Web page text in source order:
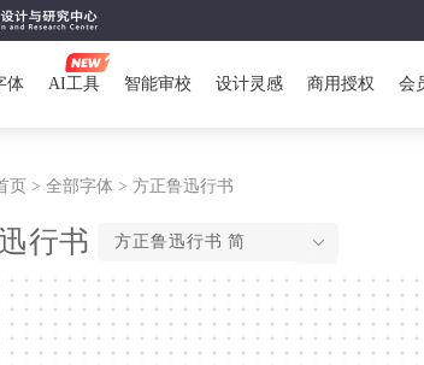
体 AI工具 智能审校 设计灵感 商用授权 会
页 > 全部字体 > 方正鲁迅行书
行书 方正鲁迅行书 简